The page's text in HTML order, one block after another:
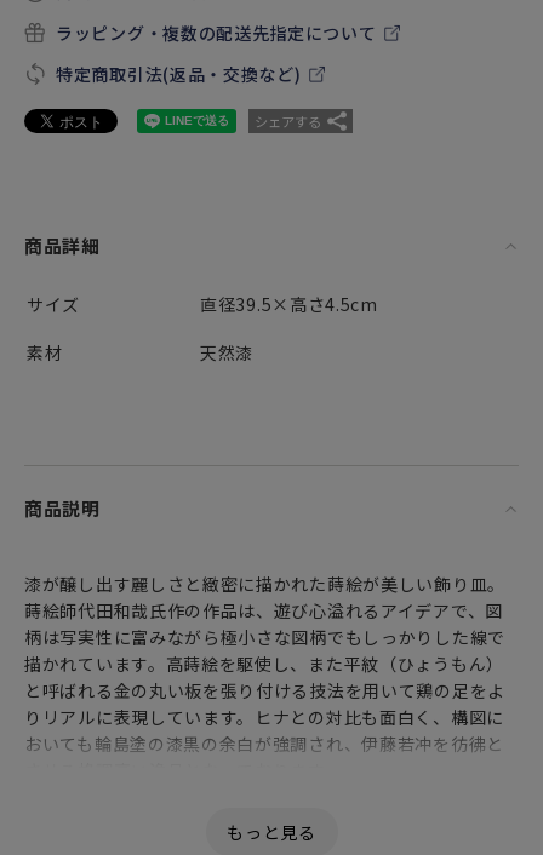
ラッピング・複数の配送先指定について
特定商取引法(返品・交換など)
シェアする
商品詳細
サイズ
直径39.5×高さ4.5cm
素材
天然漆
商品説明
漆が醸し出す麗しさと緻密に描かれた蒔絵が美しい飾り皿。
蒔絵師代田和哉氏作の作品は、遊び心溢れるアイデアで、図
柄は写実性に富みながら極小さな図柄でもしっかりした線で
描かれています。高蒔絵を駆使し、また平紋（ひょうもん）
と呼ばれる金の丸い板を張り付ける技法を用いて鶏の足をよ
りリアルに表現しています。ヒナとの対比も面白く、構図に
おいても輪島塗の漆黒の余白が強調され、伊藤若冲を彷彿と